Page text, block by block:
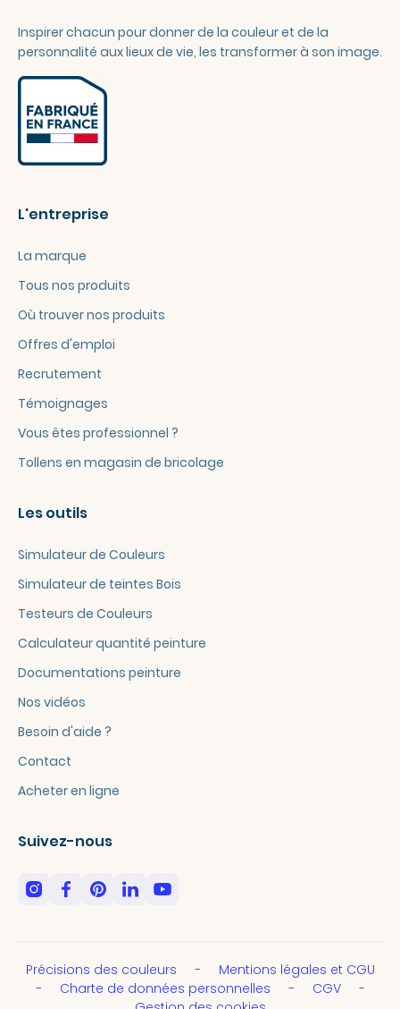
Inspirer chacun pour donner de la couleur et de la
personnalité aux lieux de vie, les transformer à son image.
L'entreprise
La marque
Tous nos produits
Où trouver nos produits
Offres d'emploi
Recrutement
Témoignages
Vous êtes professionnel ?
Tollens en magasin de bricolage
Les outils
Simulateur de Couleurs
Simulateur de teintes Bois
Testeurs de Couleurs
Calculateur quantité peinture
Documentations peinture
Nos vidéos
Besoin d'aide ?
Contact
Acheter en ligne
Suivez-nous
Précisions des couleurs
Mentions légales et CGU
Charte de données personnelles
CGV